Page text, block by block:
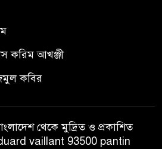
করিম আখঞ্জী
কবির
থেকে মুদ্রিত ও প্রকাশিত
vaillant 93500 pantin